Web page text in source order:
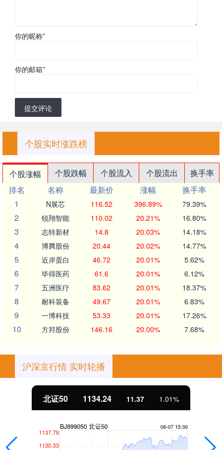
你的昵称*
你的邮箱*
提交评论
个股实时涨跌榜
个股涨幅 个股跌幅 个股流入 个股流出
换手率
排名
名称 最新价 涨幅
换手率
1
N展芯 116.52 396.89% 79.39%
2 锐翔智能 110.02 20.21% 16.80%
3 志特新材 14.8 20.03% 14.18%
4 博腾股份 20.44 20.02% 14.77%
5 近岸蛋白 46.72 20.01% 5.62%
6 毕得医药 61.6 20.01% 6.12%
7 五洲医疗 83.62 20.01% 18.37%
8 耐科装备 49.67 20.01% 6.83%
9 一博科技 53.33 20.01% 17.26%
10 方邦股份 146.16 20.00% 7.68%
沪深京行情 实时轮播
北证50 1134.24 11.37 1.01%